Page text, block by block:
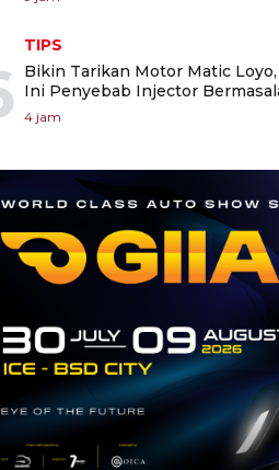
TIPS
Bikin Tarikan Motor Matic
Ini Penyebab Injector
4 jam